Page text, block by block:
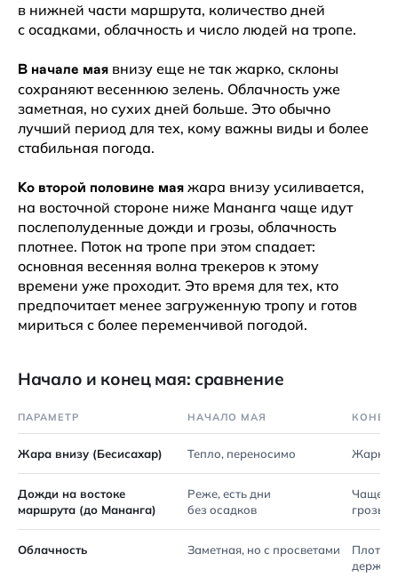
в нижней части маршрута, количество дней
с осадками, облачность и число людей на тропе.
В начале мая внизу еще не так жарко, склоны
сохраняют весеннюю зелень. Облачность уже
заметная, но сухих дней больше. Это обычно
лучший период для тех, кому важны виды и более
стабильная погода.
Ко второй половине мая жара внизу усиливается,
на восточной стороне ниже Мананга чаще идут
послеполуденные дожди и грозы, облачность
плотнее. Поток на тропе при этом спадает:
основная весенняя волна трекеров к этому
времени уже проходит. Это время для тех, кто
предпочитает менее загруженную тропу и готов
мириться с более переменчивой погодой.
Начало и конец мая: сравнение
ПАРАМЕТР НАЧАЛО МАЯ КОНЕЦ
Жара внизу (Бесисахар) Тепло, переносимо Жарко
Дожди на востоке
маршрута (до Мананга)
Реже, есть дни
без осадков
Чаще,
грозы
Облачность Заметная, но с просветами